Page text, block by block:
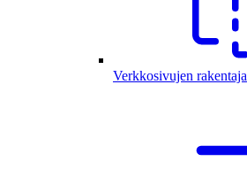
Verkkosivujen rakentaja